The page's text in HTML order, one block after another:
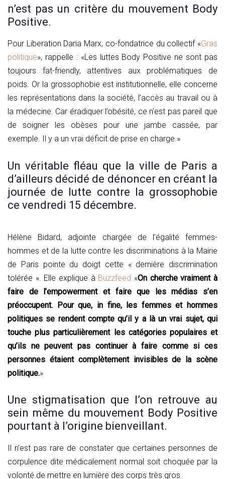
n’est pas un critère du mouvement Body
Positive.
Pour Liberation Daria Marx, co-fondatrice du collectif «Gras
politique», rappelle : «Les luttes Body Positive ne sont pas
toujours fat-friendly, attentives aux problématiques de
poids. Or la grossophobie est institutionnelle, elle concerne
les représentations dans la société, l’accès au travail ou à
la médecine. Car éradiquer l’obésité, ce n’est pas pareil que
de soigner les obèses pour une jambe cassée, par
exemple. Il y a un vrai déficit de prise en charge.»
Un véritable fléau que la ville de Paris a
d’ailleurs décidé de dénoncer en créant la
journée de lutte contre la grossophobie
ce vendredi 15 décembre.
Hélène Bidard, adjointe chargée de l’égalité femmes-
hommes et de la lutte contre les discriminations à la Mairie
de Paris pointe du doigt cette « dernière discrimination
tolérée ». Elle explique à Buzzfeed «On cherche vraiment à
faire de l’empowerment et faire que les médias s’en
préoccupent. Pour que, in fine, les femmes et hommes
politiques se rendent compte qu’il y a là un vrai sujet, qui
touche plus particulièrement les catégories populaires et
qu’ils ne peuvent pas continuer à faire comme si ces
personnes étaient complètement invisibles de la scène
politique.»
Une stigmatisation que l’on retrouve au
sein même du mouvement Body Positive
pourtant à l’origine bienveillant.
Il n’est pas rare de constater que certaines personnes de
corpulence dite médicalement normal soit choquée par la
volonté de mettre en lumière des corps très gros.